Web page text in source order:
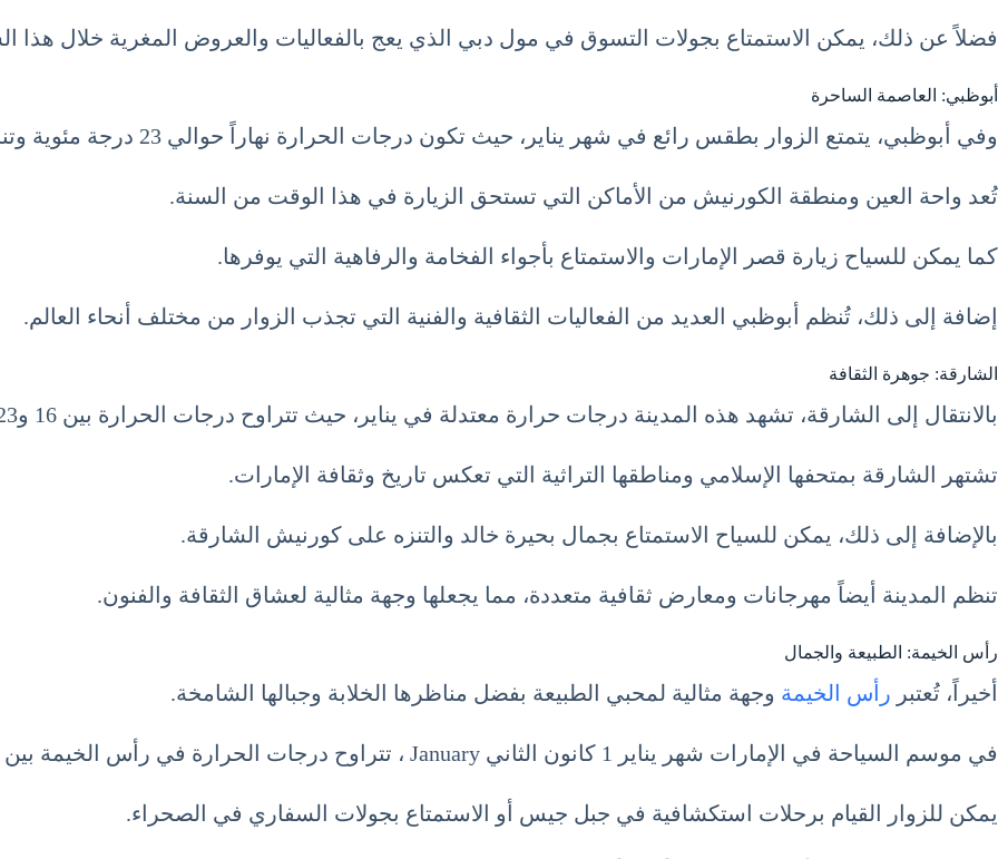
فضلاً عن ذلك، يمكن الاستمتاع بجولات التسوق في مول دبي الذي يعج بالفعاليات والعروض المغرية خلال هذا
أبوظبي: العاصمة الساحرة
وفي أبوظبي، يتمتع الزوار بطقس رائع في شهر يناير، حيث تكون درجات الحرارة نهاراً حوالي 23 درجة مئوية وتنخفض ليلاً إلى حوالي 14 درجة مئوية.
تُعد واحة العين ومنطقة الكورنيش من الأماكن التي تستحق الزيارة في هذا الوقت من السنة.
كما يمكن للسياح زيارة قصر الإمارات والاستمتاع بأجواء الفخامة والرفاهية التي يوفرها.
إضافة إلى ذلك، تُنظم أبوظبي العديد من الفعاليات الثقافية والفنية التي تجذب الزوار من مختلف أنحاء العالم.
الشارقة: جوهرة الثقافة
بالانتقال إلى الشارقة، تشهد هذه المدينة درجات حرارة معتدلة في يناير، حيث تتراوح درجات الحرارة بين 16 و23 درجة مئوية.
تشتهر الشارقة بمتحفها الإسلامي ومناطقها التراثية التي تعكس تاريخ وثقافة الإمارات.
بالإضافة إلى ذلك، يمكن للسياح الاستمتاع بجمال بحيرة خالد والتنزه على كورنيش الشارقة.
تنظم المدينة أيضاً مهرجانات ومعارض ثقافية متعددة، مما يجعلها وجهة مثالية لعشاق الثقافة والفنون.
رأس الخيمة: الطبيعة والجمال
أخيراً، تُعتبر رأس الخيمة وجهة مثالية لمحبي الطبيعة بفضل مناظرها الخلابة وجبالها الشامخة.
في موسم السياحة في الإمارات شهر يناير 1 كانون الثاني January ، تتراوح درجات الحرارة في رأس الخيمة بين 15 و22 درجة مئوية، مما يوفر جواً منعشاً للسياح.
يمكن للزوار القيام برحلات استكشافية في جبل جيس أو الاستمتاع بجولات السفاري في الصحراء.